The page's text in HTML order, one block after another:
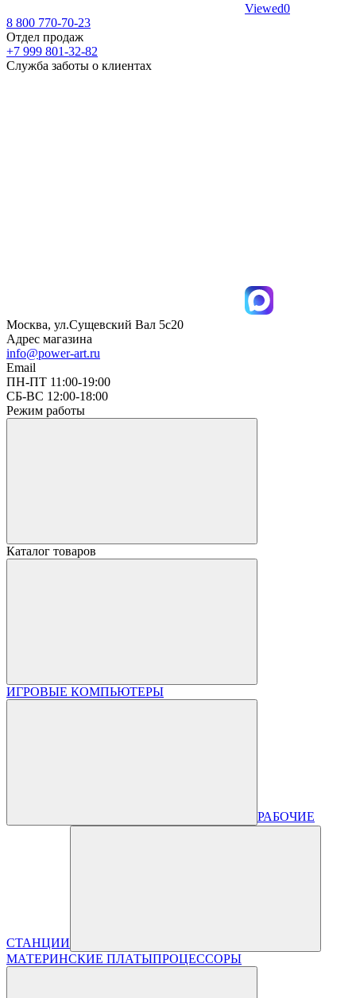
Viewed0
8 800 770-70-23
Отдел продаж
+7 999 801-32-82
Служба заботы о клиентах
Москва, ул.Сущевский Вал 5с20
Адрес магазина
info@power-art.ru
Email
ПН-ПТ 11:00-19:00
СБ-ВС 12:00-18:00
Режим работы
Каталог товаров
ИГРОВЫЕ КОМПЬЮТЕРЫ
РАБОЧИЕ
СТАНЦИИ
МАТЕРИНСКИЕ ПЛАТЫПРОЦЕССОРЫ